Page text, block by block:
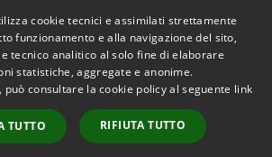
Copyright © 2026 • Comune di
Municipium•
Accesso
redazione
cookie tecnici e assimilati strettamente
funzionamento e alla navigazione del sito,
tecnico analitico al solo fine di elaborare
statistiche, aggregate e anonime.
consultare la cookie policy al seguente link
TUTTO RIFIUTA TUTTO